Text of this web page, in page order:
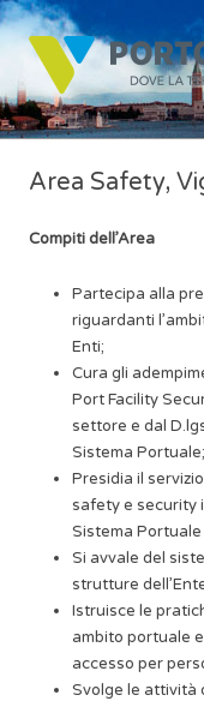
Area Safety,
Compiti dell’Area
Partecipa alla
riguardanti
Enti;
Cura gli
Port Facility
settore e dal
Sistema Portuale;
Presidia il
safety e security
Sistema
Si avvale del
strutture
Istruisce le
ambito portuale
accesso per
Svolge le attività